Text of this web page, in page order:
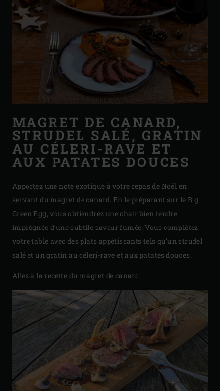
MAGRET DE CANARD,
STRUDEL SALÉ, GRATIN
AU CÉLERI-RAVE ET
AUX PATATES DOUCES
Apportez une note exotique à votre repas de Noël en
servant du magret de canard. En le préparant sur le Big
Green Egg, vous obtiendrez une chair bien tendre
imprégnée d’une subtile saveur fumée. Vous complétez
votre table avec des plats appétissants tels qu’un strudel
salé et un gratin au céleri-rave et aux patates douces.
Allez à la recette du magret de canard.